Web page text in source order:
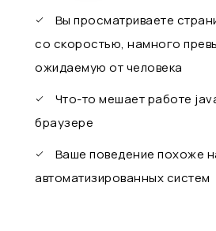
Вы просматриваете
со скоростью, намного
ожидаемую от человека
Что-то мешает работе
браузере
Ваше поведение похоже
автоматизированных систем